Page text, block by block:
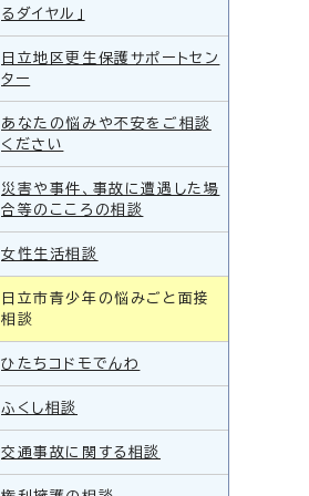
るダイヤル」
日立地区更生保護サポートセン
ター
あなたの悩みや不安をご相談
ください
災害や事件、事故に遭遇した場
合等のこころの相談
女性生活相談
日立市青少年の悩みごと面接
相談
ひたちコドモでんわ
ふくし相談
交通事故に関する相談